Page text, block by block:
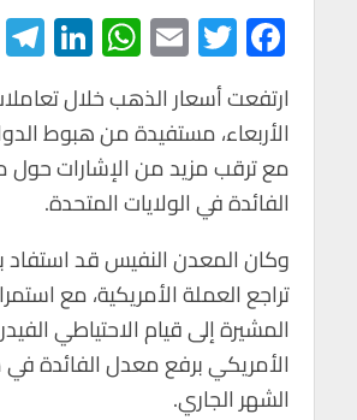
F
ac
e
b
o
o
k
T
wi
tt
er
E
m
ail
W
h
at
s
A
p
p
Li
n
ke
dI
n
ارتفعت أسعار الذهب خلال
الأربعاء، مستفيدة من هبوط
مع ترقب مزيد من الإشارات
الفائدة في الولايات المتحدة.
وكان المعدن النفيس قد
تراجع العملة الأمريكية، مع
المشيرة إلى قيام الاحتياطي
الأمريكي برفع معدل الفائدة
الشهر الجاري.